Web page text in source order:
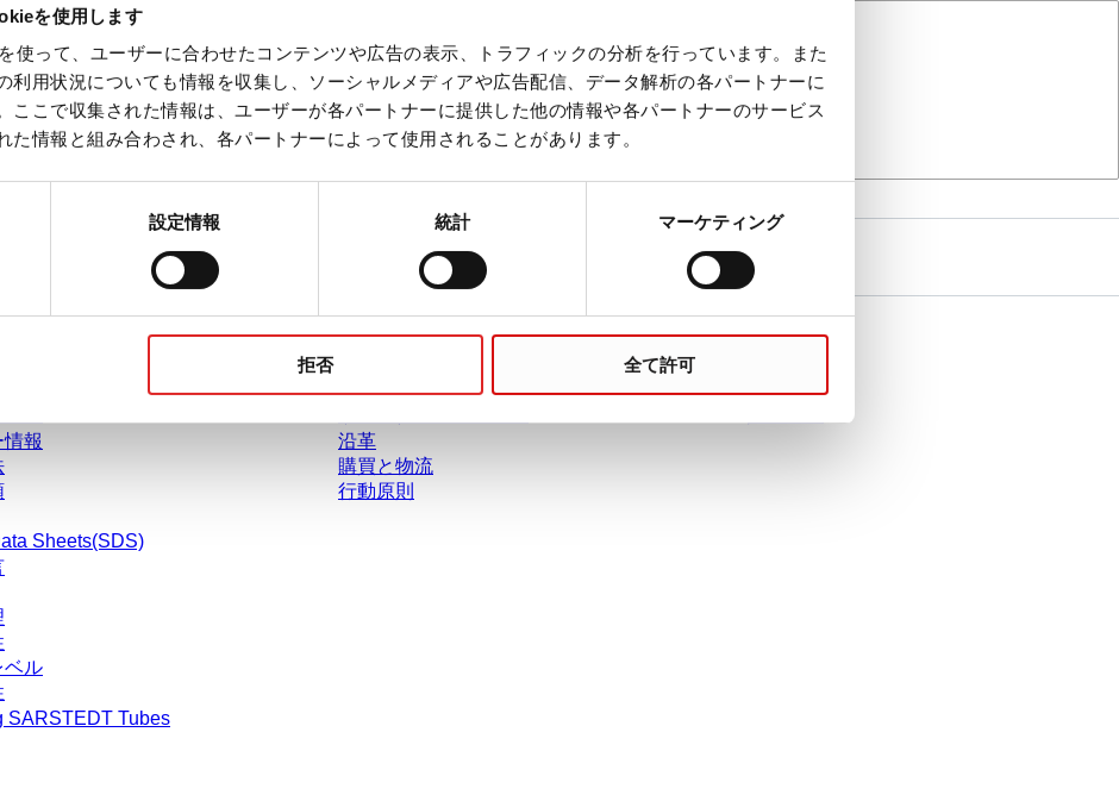
を使用します
使って、ユーザーに合わせたコンテンツや広告の表示、トラフィックの分析を行っています。また
利用状況についても情報を収集し、ソーシャルメディアや広告配信、データ解析の各パートナーに
ここで収集された情報は、ユーザーが各パートナーに提供した他の情報や各パートナーのサービス
た情報と組み合わされ、各パートナーによって使用されることがあります。
設定情報 統計 マーケティング
拒否 全て許可
ードセンター
報
Sheets(SDS)
ベル
SARSTEDT Tubes
会社とキャリア
採用情報
沿革
購買と物流
行動原則
質問がありますか？
連絡